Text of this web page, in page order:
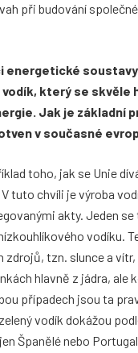
při budování
energetické soustavy
který se skvěle
Jak je základní
v současné
toho, jak se Unie
tuto chvíli je výroba
akty. Jeden se
vodíku.
zdrojů, tzn. slunce a
hlavně z jádra, ale
případech jsou ta
vodík dokážou
Španělé nebo